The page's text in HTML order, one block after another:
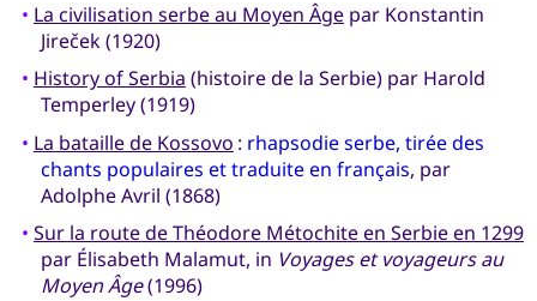
• La civilisation serbe au Moyen Âgepar Konstantin
Jireček (1920)
• History of Serbia (histoire de la Serbie) par Harold
Temperley (1919)
• La bataille de Kossovo : rhapsodie serbe, tirée des
chants populaires et traduite en français, par
Adolphe Avril (1868)
• Sur la route de Théodore Métochite en Serbie en 1299
par Élisabeth Malamut, in Voyages et voyageurs au
Moyen Âge(1996)